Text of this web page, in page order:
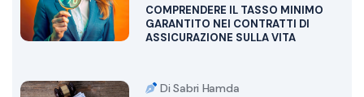
COMPRENDERE IL TASSO MINIMO
GARANTITO NEI CONTRATTI DI
ASSICURAZIONE SULLA VITA
Di Sabri Hamda